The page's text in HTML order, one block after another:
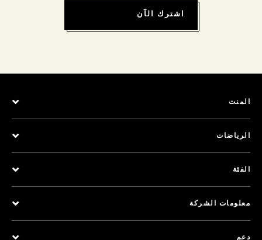
اشترك الآن
المنت
الرياضات
الفئة
معلومات الشركة
دعم